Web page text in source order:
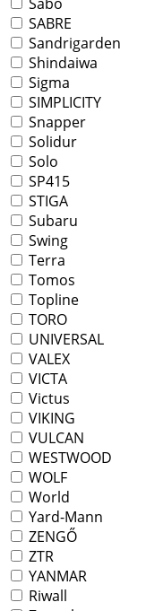
Sabo
SABRE
Sandrigarden
Shindaiwa
Sigma
SIMPLICITY
Snapper
Solidur
Solo
SP415
STIGA
Subaru
Swing
Terra
Tomos
Topline
TORO
UNIVERSAL
VALEX
VICTA
Victus
VIKING
VULCAN
WESTWOOD
WOLF
World
Yard-Mann
ZENGŐ
ZTR
YANMAR
Riwall